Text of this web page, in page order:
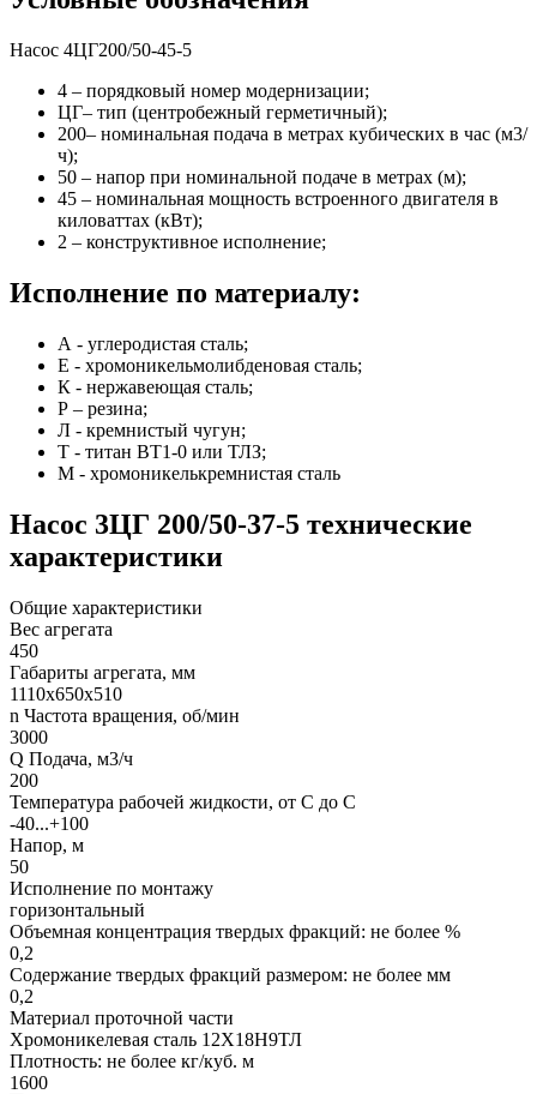
Насос 4ЦГ200/50-45-5
4 – порядковый номер модернизации;
ЦГ– тип (центробежный герметичный);
200– номинальная подача в метрах кубических в час (м3/
ч);
50 – напор при номинальной подаче в метрах (м);
45 – номинальная мощность встроенного двигателя в
киловаттах (кВт);
2 – конструктивное исполнение;
Исполнение по материалу:
А - углеродистая сталь;
Е - хромоникельмолибденовая сталь;
К - нержавеющая сталь;
Р – резина;
Л - кремнистый чугун;
Т - титан ВТ1-0 или ТЛЗ;
М - хромоникелькремнистая сталь
Насос 3ЦГ 200/50-37-5 технические
характеристики
Общие характеристики
Вес агрегата
450
Габариты агрегата, мм
1110х650х510
n Частота вращения, об/мин
3000
Q Подача, м3/ч
200
Температура рабочей жидкости, от С до С
-40...+100
Напор, м
50
Исполнение по монтажу
горизонтальный
Объемная концентрация твердых фракций: не более %
0,2
Содержание твердых фракций размером: не более мм
0,2
Материал проточной части
Хромоникелевая сталь 12Х18Н9ТЛ
Плотность: не более кг/куб. м
1600